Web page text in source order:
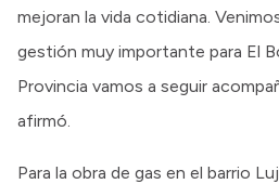
mejoran la vida cotidiana.
gestión muy importante para El
Provincia vamos a seguir
afirmó.
Para la obra de gas en el barrio